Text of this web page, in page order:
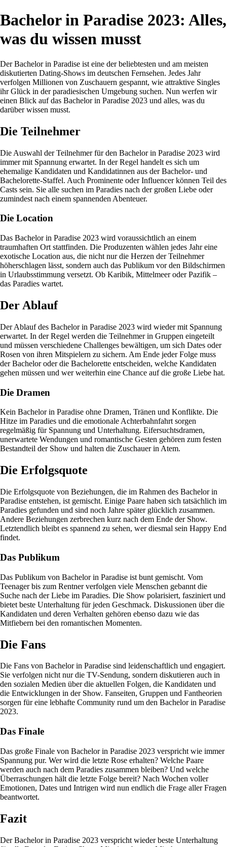
Bachelor in Paradise 2023: Alles,
was du wissen musst
Der Bachelor in Paradise ist eine der beliebtesten und am meisten
diskutierten Dating-Shows im deutschen Fernsehen. Jedes Jahr
verfolgen Millionen von Zuschauern gespannt, wie attraktive Singles
ihr Glück in der paradiesischen Umgebung suchen. Nun werfen wir
einen Blick auf das Bachelor in Paradise 2023 und alles, was du
darüber wissen musst.
Die Teilnehmer
Die Auswahl der Teilnehmer für den Bachelor in Paradise 2023 wird
immer mit Spannung erwartet. In der Regel handelt es sich um
ehemalige Kandidaten und Kandidatinnen aus der Bachelor- und
Bachelorette-Staffel. Auch Prominente oder Influencer können Teil des
Casts sein. Sie alle suchen im Paradies nach der großen Liebe oder
zumindest nach einem spannenden Abenteuer.
Die Location
Das Bachelor in Paradise 2023 wird voraussichtlich an einem
traumhaften Ort stattfinden. Die Produzenten wählen jedes Jahr eine
exotische Location aus, die nicht nur die Herzen der Teilnehmer
höherschlagen lässt, sondern auch das Publikum vor den Bildschirmen
in Urlaubsstimmung versetzt. Ob Karibik, Mittelmeer oder Pazifik –
das Paradies wartet.
Der Ablauf
Der Ablauf des Bachelor in Paradise 2023 wird wieder mit Spannung
erwartet. In der Regel werden die Teilnehmer in Gruppen eingeteilt
und müssen verschiedene Challenges bewältigen, um sich Dates oder
Rosen von ihren Mitspielern zu sichern. Am Ende jeder Folge muss
der Bachelor oder die Bachelorette entscheiden, welche Kandidaten
gehen müssen und wer weiterhin eine Chance auf die große Liebe hat.
Die Dramen
Kein Bachelor in Paradise ohne Dramen, Tränen und Konflikte. Die
Hitze im Paradies und die emotionale Achterbahnfahrt sorgen
regelmäßig für Spannung und Unterhaltung. Eifersuchtsdramen,
unerwartete Wendungen und romantische Gesten gehören zum festen
Bestandteil der Show und halten die Zuschauer in Atem.
Die Erfolgsquote
Die Erfolgsquote von Beziehungen, die im Rahmen des Bachelor in
Paradise entstehen, ist gemischt. Einige Paare haben sich tatsächlich im
Paradies gefunden und sind noch Jahre später glücklich zusammen.
Andere Beziehungen zerbrechen kurz nach dem Ende der Show.
Letztendlich bleibt es spannend zu sehen, wer diesmal sein Happy End
findet.
Das Publikum
Das Publikum von Bachelor in Paradise ist bunt gemischt. Vom
Teenager bis zum Rentner verfolgen viele Menschen gebannt die
Suche nach der Liebe im Paradies. Die Show polarisiert, fasziniert und
bietet beste Unterhaltung für jeden Geschmack. Diskussionen über die
Kandidaten und deren Verhalten gehören ebenso dazu wie das
Mitfiebern bei den romantischen Momenten.
Die Fans
Die Fans von Bachelor in Paradise sind leidenschaftlich und engagiert.
Sie verfolgen nicht nur die TV-Sendung, sondern diskutieren auch in
den sozialen Medien über die aktuellen Folgen, die Kandidaten und
die Entwicklungen in der Show. Fanseiten, Gruppen und Fantheorien
sorgen für eine lebhafte Community rund um den Bachelor in Paradise
2023.
Das Finale
Das große Finale von Bachelor in Paradise 2023 verspricht wie immer
Spannung pur. Wer wird die letzte Rose erhalten? Welche Paare
werden auch nach dem Paradies zusammen bleiben? Und welche
Überraschungen hält die letzte Folge bereit? Nach Wochen voller
Emotionen, Dates und Intrigen wird nun endlich die Frage aller Fragen
beantwortet.
Fazit
Der Bachelor in Paradise 2023 verspricht wieder beste Unterhaltung